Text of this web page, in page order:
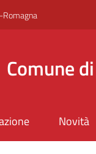
Romagna
Comune
Novità